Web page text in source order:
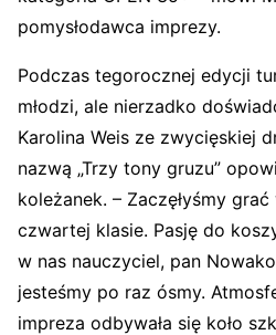
pomysłodawca imprezy.
Podczas tegorocznej edycji
młodzi, ale nierzadko
Karolina Weis ze zwycięskiej
nazwą „Trzy tony gruzu”
koleżanek. – Zaczęłyśmy
czwartej klasie. Pasję do
w nas nauczyciel, pan
jesteśmy po raz ósmy.
impreza odbywała się koło